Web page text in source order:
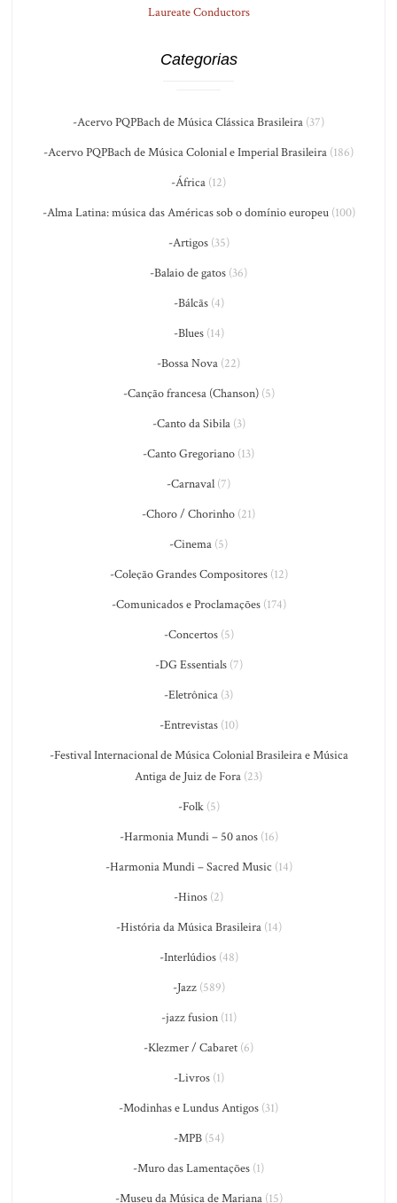
Laureate Conductors
Categorias
-Acervo PQPBach de Música Clássica Brasileira (37)
-Acervo PQPBach de Música Colonial e Imperial Brasileira (186)
-África (12)
-Alma Latina: música das Américas sob o domínio europeu(100)
-Artigos(35)
-Balaio de gatos (36)
-Bálcãs(4)
-Blues(14)
-Bossa Nova (22)
-Canção francesa (Chanson)(5)
-Canto da Sibila(3)
-Canto Gregoriano (13)
-Carnaval (7)
-Choro / Chorinho (21)
-Cinema (5)
-Coleção Grandes Compositores(12)
-Comunicados e Proclamações(174)
-Concertos(5)
-DG Essentials(7)
-Eletrônica (3)
-Entrevistas(10)
-Festival Internacional de Música Colonial Brasileira e Música
Antiga de Juiz de Fora (23)
-Folk(5)
-Harmonia Mundi – 50 anos(16)
-Harmonia Mundi – Sacred Music (14)
-Hinos (2)
-História da Música Brasileira(14)
-Interlúdios(48)
-Jazz(589)
-jazz fusion(11)
-Klezmer / Cabaret (6)
-Livros(1)
-Modinhas e Lundus Antigos (31)
-MPB(54)
-Muro das Lamentações (1)
-Museu da Música de Mariana(15)